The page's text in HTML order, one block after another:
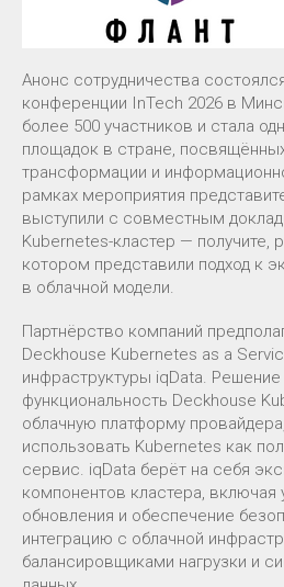
Анонс сотрудничества
конференции InTech 2026 в
более 500 участников и стала
площадок в стране,
трансформации и
рамках мероприятия
выступили с совместным
Kubernetes-кластер — получите,
котором представили подход к
в облачной модели.
Партнёрство компаний
Deckhouse Kubernetes as a
инфраструктуры iqData.
функциональность Deckhouse
облачную платформу
использовать Kubernetes как
сервис. iqData берёт на себя
компонентов кластера,
обновления и обеспечение
интеграцию с облачной
балансировщиками нагрузки и